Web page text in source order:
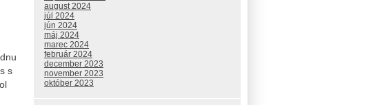
s
august 2024
júl 2024
jún 2024
máj 2024
marec 2024
február 2024
december 2023
november 2023
október 2023